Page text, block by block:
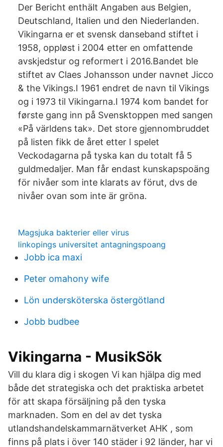
Der Bericht enthält Angaben aus Belgien,
Deutschland, Italien und den Niederlanden.
Vikingarna er et svensk danseband stiftet i
1958, oppløst i 2004 etter en omfattende
avskjedstur og reformert i 2016.Bandet ble
stiftet av Claes Johansson under navnet Jicco
& the Vikings.I 1961 endret de navn til Vikings
og i 1973 til Vikingarna.I 1974 kom bandet for
første gang inn på Svensktoppen med sangen
«På världens tak». Det store gjennombruddet
på listen fikk de året etter I spelet
Veckodagarna på tyska kan du totalt få 5
guldmedaljer. Man får endast kunskapspoäng
för nivåer som inte klarats av förut, dvs de
nivåer ovan som inte är gröna.
Magsjuka bakterier eller virus
linkopings universitet antagningspoang
Jobb ica maxi
Peter omahony wife
Lön undersköterska östergötland
Jobb budbee
Vikingarna - MusikSök
Vill du klara dig i skogen Vi kan hjälpa dig med
både det strategiska och det praktiska arbetet
för att skapa försäljning på den tyska
marknaden. Som en del av det tyska
utlandshandelskammarnätverket AHK , som
finns på plats i över 140 städer i 92 länder, har vi